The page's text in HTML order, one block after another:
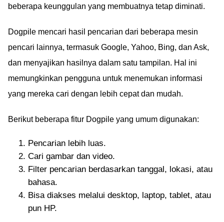
beberapa keunggulan yang membuatnya tetap diminati.
Dogpile mencari hasil pencarian dari beberapa mesin
pencari lainnya, termasuk Google, Yahoo, Bing, dan Ask,
dan menyajikan hasilnya dalam satu tampilan. Hal ini
memungkinkan pengguna untuk menemukan informasi
yang mereka cari dengan lebih cepat dan mudah.
Berikut beberapa fitur Dogpile yang umum digunakan:
Pencarian lebih luas.
Cari gambar dan video.
Filter pencarian berdasarkan tanggal, lokasi, atau
bahasa.
Bisa diakses melalui desktop, laptop, tablet, atau
pun HP.